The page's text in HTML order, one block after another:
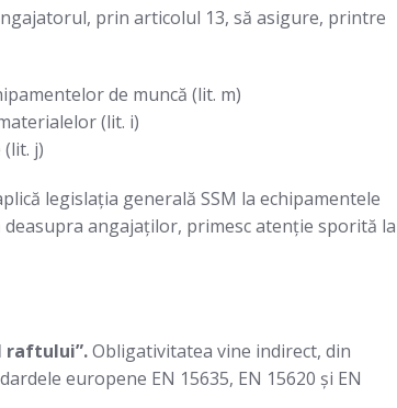
prin articolul 13, să asigure, printre
de muncă (lit. m)
(lit. i)
j)
legislația generală SSM la echipamentele
angajaților, primesc atenție sporită la
raftului”.Obligativitatea vine indirect, din
europene EN 15635, EN 15620 și EN